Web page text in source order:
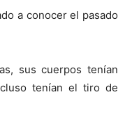
a conocer el pasado
sus cuerpos tenían
tenían el tiro de